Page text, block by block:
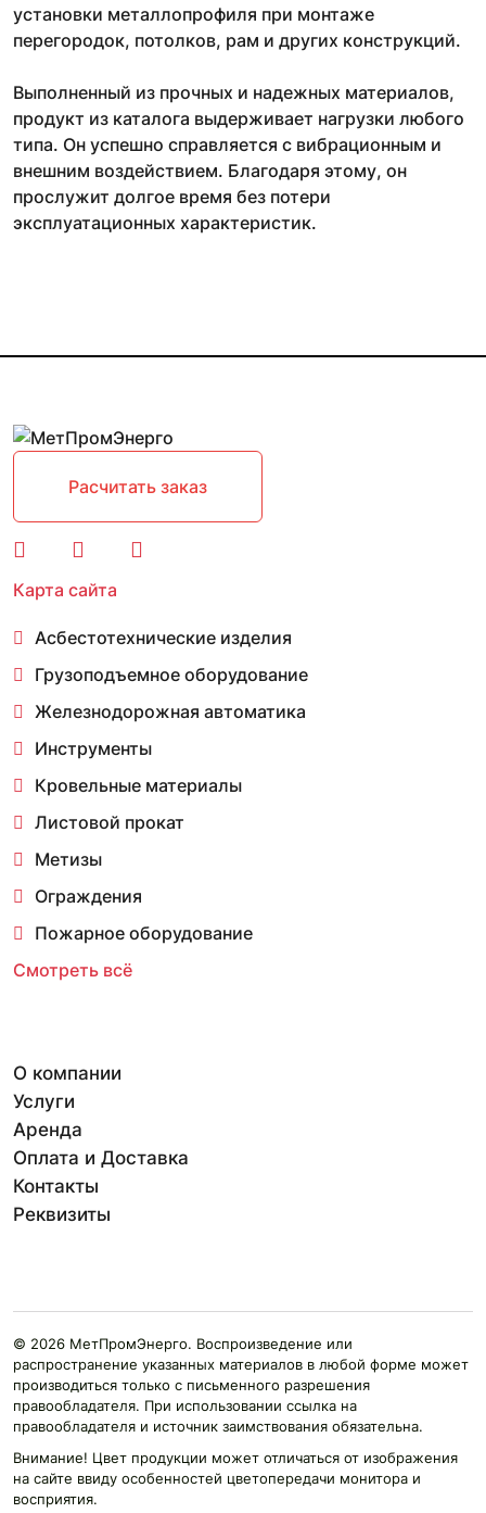
установки металлопрофиля при монтаже
перегородок, потолков, рам и других конструкций.
Выполненный из прочных и надежных материалов,
продукт из каталога выдерживает нагрузки любого
типа. Он успешно справляется с вибрационным и
внешним воздействием. Благодаря этому, он
прослужит долгое время без потери
эксплуатационных характеристик.
Расчитать заказ
Карта сайта
Асбестотехнические изделия
Грузоподъемное оборудование
Железнодорожная автоматика
Инструменты
Кровельные материалы
Листовой прокат
Метизы
Ограждения
Пожарное оборудование
Смотреть всё
О компании
Услуги
Аренда
Оплата и Доставка
Контакты
Реквизиты
© 2026 МетПромЭнерго. Воспроизведение или
распространение указанных материалов в любой форме может
производиться только с письменного разрешения
правообладателя. При использовании ссылка на
правообладателя и источник заимствования обязательна.
Внимание! Цвет продукции может отличаться от изображения
на сайте ввиду особенностей цветопередачи монитора и
восприятия.